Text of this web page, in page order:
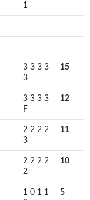
1
3 3 3 3
3
15
3 3 3 3
F
12
2 2 2 2
3
11
2 2 2 2
2
10
1 0 1 1
5